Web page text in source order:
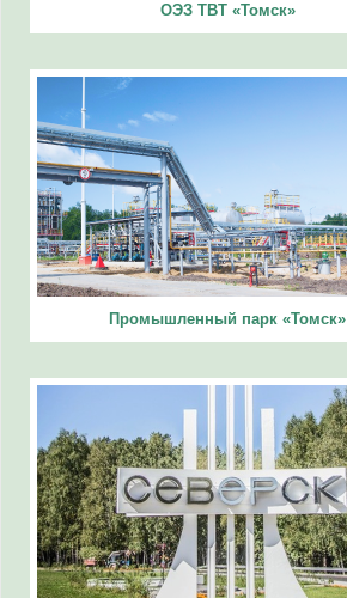
ОЭЗ ТВТ «Томск»
Промышленный парк «Томск»